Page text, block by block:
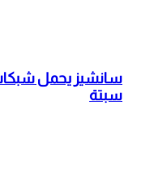
سانشيز يحمل شبكات
سبتة